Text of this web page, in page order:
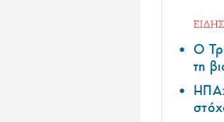
Ο
τη
ΗΠΑ: